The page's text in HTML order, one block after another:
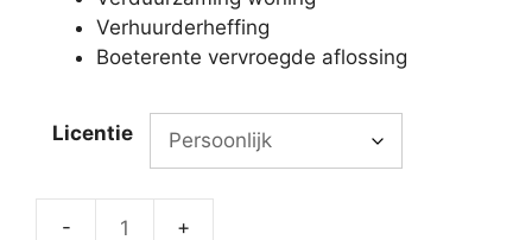
Verhuurderheffing
Boeterente vervroegde aflossing
Licentie